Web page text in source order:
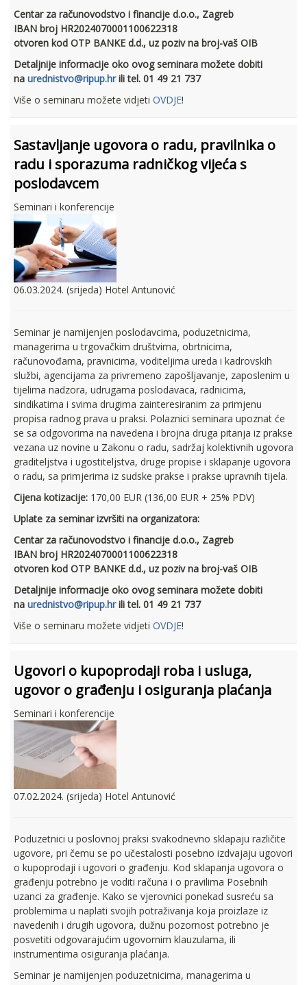
Centar za računovodstvo i financije d.o.o., Zagreb
IBAN broj HR2024070001100622318
otvoren kod OTP BANKE d.d., uz poziv na broj-vaš OIB
Detaljnije informacije oko ovog seminara možete dobiti
na urednistvo@ripup.hrili tel. 01 49 21 737
Više o seminaru možete vidjeti OVDJE!
Sastavljanje ugovora o radu, pravilnika o
radu i sporazuma radničkog vijeća s
poslodavcem
Seminari i konferencije
06.03.2024. (srijeda) Hotel Antunović
Seminar je namijenjen poslodavcima, poduzetnicima,
managerima u trgovačkim društvima, obrtnicima,
računovođama, pravnicima, voditeljima ureda i kadrovskih
službi, agencijama za privremeno zapošljavanje, zaposlenim u
tijelima nadzora, udrugama poslodavaca, radnicima,
sindikatima i svima drugima zainteresiranim za primjenu
propisa radnog prava u praksi. Polaznici seminara upoznat će
se sa odgovorima na navedena i brojna druga pitanja iz prakse
vezana uz novine u Zakonu o radu, sadržaj kolektivnih ugovora
graditeljstva i ugostiteljstva, druge propise i sklapanje ugovora
o radu, sa primjerima iz sudske prakse i prakse upravnih tijela.
Cijena kotizacije: 170,00 EUR (136,00 EUR + 25% PDV)
Uplate za seminar izvršiti na organizatora:
Centar za računovodstvo i financije d.o.o., Zagreb
IBAN broj HR2024070001100622318
otvoren kod OTP BANKE d.d., uz poziv na broj-vaš OIB
Detaljnije informacije oko ovog seminara možete dobiti
na urednistvo@ripup.hrili tel. 01 49 21 737
Više o seminaru možete vidjeti OVDJE!
Ugovori o kupoprodaji roba i usluga,
ugovor o građenju i osiguranja plaćanja
Seminari i konferencije
07.02.2024. (srijeda) Hotel Antunović
Poduzetnici u poslovnoj praksi svakodnevno sklapaju različite
ugovore, pri čemu se po učestalosti posebno izdvajaju ugovori
o kupoprodaji i ugovori o građenju. Kod sklapanja ugovora o
građenju potrebno je voditi računa i o pravilima Posebnih
uzanci za građenje. Kako se vjerovnici ponekad susreću sa
problemima u naplati svojih potraživanja koja proizlaze iz
navedenih i drugih ugovora, dužnu pozornost potrebno je
posvetiti odgovarajućim ugovornim klauzulama, ili
instrumentima osiguranja plaćanja.
Seminar je namijenjen poduzetnicima, managerima u